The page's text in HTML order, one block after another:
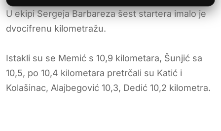
U ekipi Sergeja Barbareza šest startera imalo je
dvocifrenu kilometražu.
Istakli su se Memić s 10,9 kilometara, Šunjić sa
10,5, po 10,4 kilometara pretrčali su Katić i
Kolašinac, Alajbegović 10,3, Dedić 10,2 kilometra.